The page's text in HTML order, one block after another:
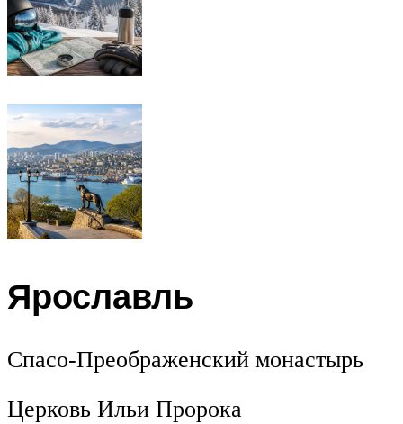
Ярославль
Спасо-Преображенский монастырь
Церковь Ильи Пророка